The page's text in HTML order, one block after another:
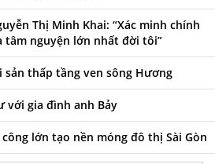
Thị Minh Khai: “Xác minh chính
tâm nguyện lớn nhất đời tôi”
sản thấp tầng ven sông Hương
với gia đình anh Bảy
lớn tạo nền móng đô thị Sài Gòn